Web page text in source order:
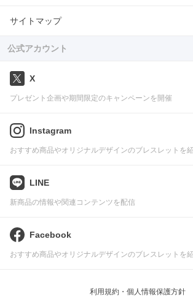
サイトマップ
公式アカウント
X
プレゼント企画や期間限定のキャンペーンを開催
Instagram
おすすめ商品やオリジナルデザインのブレスレットを
LINE
新商品の情報や関連コンテンツを配信
Facebook
おすすめ商品やオリジナルデザインのブレスレットを
利用規約・個人情報保護方針